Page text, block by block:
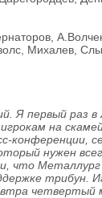
Михалев,
Я первый раз
на
конференции,
нужен
что
трибун.
четвертый